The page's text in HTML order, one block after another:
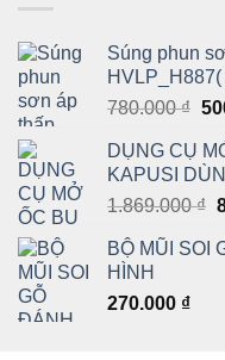
Súng phun
780.000₫
là:
DỤNG CỤ
KAPUSI
1.869.000₫
BỘ MŨI SOI
HÌNH
270.000 ₫